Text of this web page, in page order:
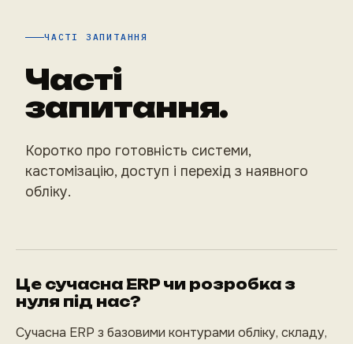
ЧАСТІ ЗАПИТАННЯ
Часті
запитання.
Коротко про готовність системи,
кастомізацію, доступ і перехід з наявного
обліку.
Це сучасна ERP чи розробка з
нуля під нас?
Сучасна ERP з базовими контурами обліку, складу,